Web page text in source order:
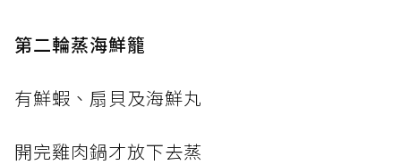
第二輪蒸海鮮籠
有鮮蝦、扇貝及海鮮丸
開完雞肉鍋才放下去蒸